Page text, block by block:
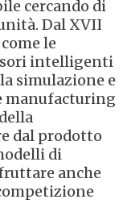
cercando di
Dal XVII
le
intelligenti
simulazione e
manufacturing
dal prodotto
di
anche